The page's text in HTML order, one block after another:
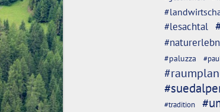
#lesachtal
#paluzza
#tradition